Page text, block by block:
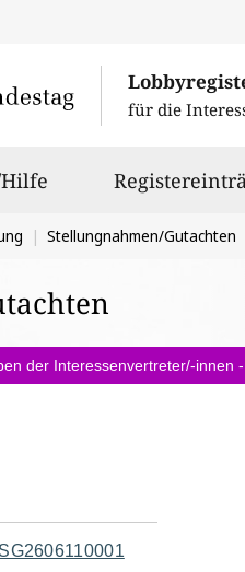
für die
Stellungnahmen/Gutachten
der Interessenvertreter/-innen -